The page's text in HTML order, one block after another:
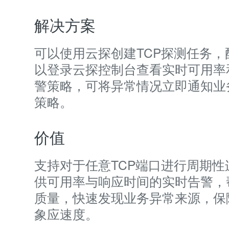
解决方案
可以使用云探创建TCP探测任务
以登录云探控制台查看实时可用
警策略，可将异常情况立即通知
策略。
价值
支持对于任意TCP端口进行周期
供可用率与响应时间的实时告警
质量，快速发现业务异常来源，
象应速度。